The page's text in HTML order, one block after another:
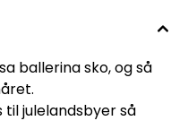
ballerina sko, og så
til julelandsbyer så